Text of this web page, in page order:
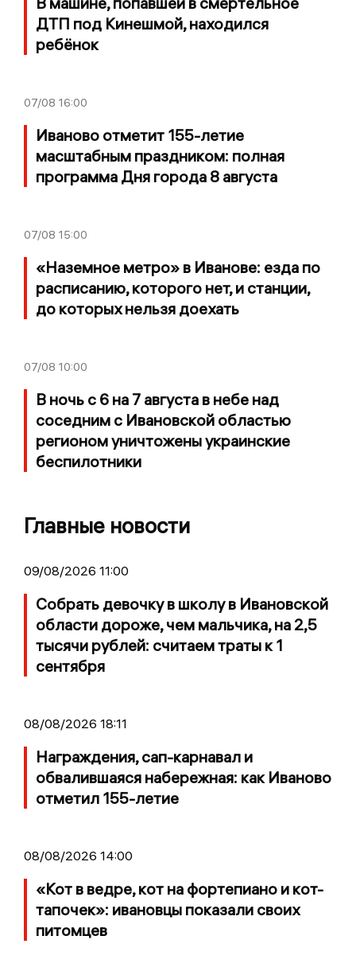
ДТП под Кинешмой, находился
ребёнок
07/08 16:00
Иваново отметит 155-летие
масштабным праздником: полная
программа Дня города 8 августа
07/08 15:00
«Наземное метро» в Иванове: езда по
расписанию, которого нет, и станции,
до которых нельзя доехать
07/08 10:00
В ночь с 6 на 7 августа в небе над
соседним с Ивановской областью
регионом уничтожены украинские
беспилотники
Главные новости
09/08/2026 11:00
Собрать девочку в школу в Ивановской
области дороже, чем мальчика, на 2,5
тысячи рублей: считаем траты к 1
сентября
08/08/2026 18:11
Награждения, сап-карнавал и
обвалившаяся набережная: как Иваново
отметил 155-летие
08/08/2026 14:00
«Кот в ведре, кот на фортепиано и кот-
тапочек»: ивановцы показали своих
питомцев